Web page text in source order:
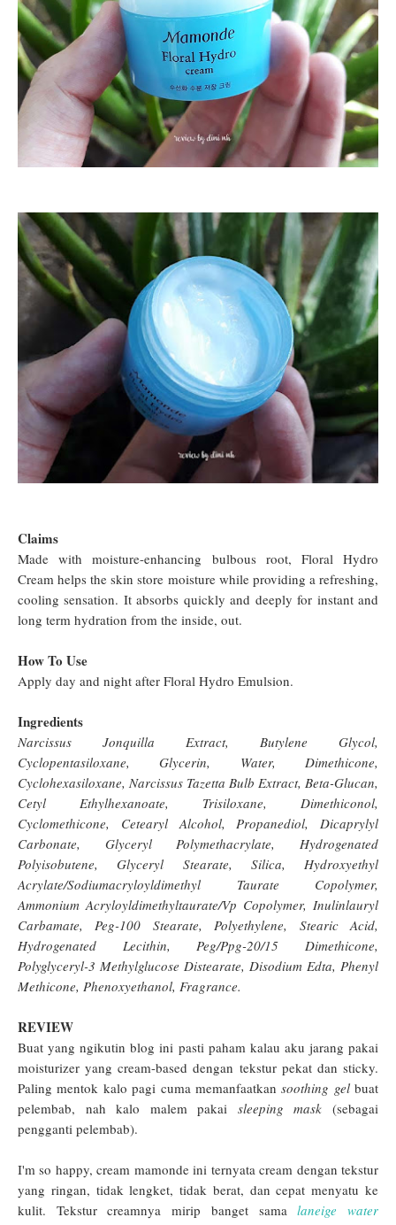
Claims
Made with moisture-enhancing bulbous root, Floral Hydro
Cream helps the skin store moisture while providing a refreshing,
cooling sensation. It absorbs quickly and deeply for instant and
long term hydration from the inside, out.
How To Use
Apply day and night after Floral Hydro Emulsion.
Ingredients
Narcissus Jonquilla Extract, Butylene Glycol,
Cyclopentasiloxane, Glycerin, Water, Dimethicone,
Cyclohexasiloxane, Narcissus Tazetta Bulb Extract, Beta-Glucan,
Cetyl Ethylhexanoate, Trisiloxane, Dimethiconol,
Cyclomethicone, Cetearyl Alcohol, Propanediol, Dicaprylyl
Carbonate, Glyceryl Polymethacrylate, Hydrogenated
Polyisobutene, Glyceryl Stearate, Silica, Hydroxyethyl
Acrylate/Sodiumacryloyldimethyl Taurate Copolymer,
Ammonium Acryloyldimethyltaurate/Vp Copolymer, Inulinlauryl
Carbamate, Peg-100 Stearate, Polyethylene, Stearic Acid,
Hydrogenated Lecithin, Peg/Ppg-20/15 Dimethicone,
Polyglyceryl-3 Methylglucose Distearate, Disodium Edta, Phenyl
Methicone, Phenoxyethanol, Fragrance.
REVIEW
Buat yang ngikutin blog ini pasti paham kalau aku jarang pakai
moisturizer yang cream-based dengan tekstur pekat dan sticky.
Paling mentok kalo pagi cuma memanfaatkansoothing gelbuat
pelembab, nah kalo malem pakai sleeping mask (sebagai
pengganti pelembab).
I'm so happy, cream mamonde ini ternyata cream dengan tekstur
yang ringan, tidak lengket, tidak berat, dan cepat menyatu ke
kulit. Tekstur creamnya mirip banget samalaneige water